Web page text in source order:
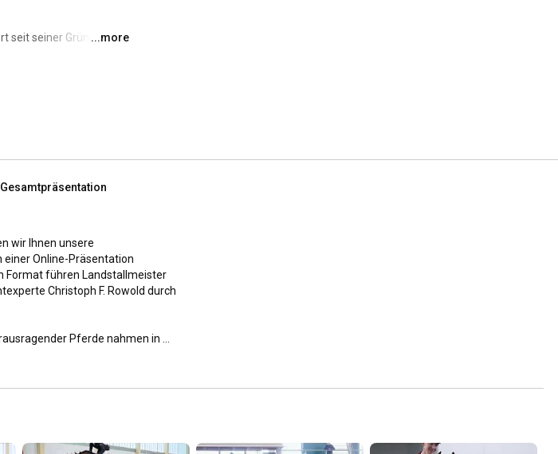
seit seiner Gründung
...more
wir Ihnen unsere
einer Online-Präsentation
Format führen Landstallmeister
Christoph F. Rowold durch
Pferde nahmen in
fiel der Hengst Kamino Real
übernommen hat.